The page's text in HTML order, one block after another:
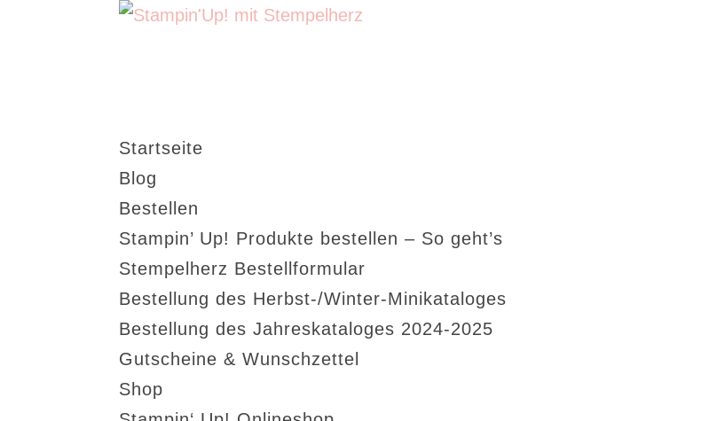
Startseite
Blog
Bestellen
Stampin’ Up! Produkte bestellen – So geht’s
Stempelherz Bestellformular
Bestellung des Herbst-/Winter-Minikataloges
Bestellung des Jahreskataloges 2024-2025
Gutscheine & Wunschzettel
Shop